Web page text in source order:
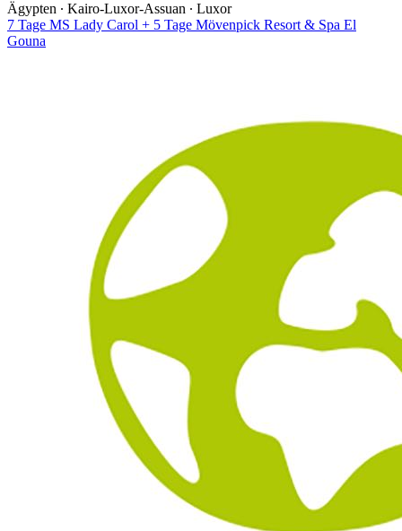
Ägypten ∙ Kairo-Luxor-Assuan ∙ Luxor
7 Tage MS Lady Carol + 5 Tage Mövenpick Resort & Spa El
Gouna